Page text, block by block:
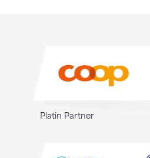
Platin Partner